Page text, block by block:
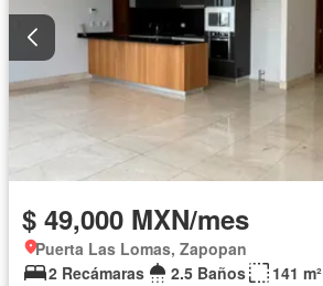
$ 49,000 MXN/mes
Puerta Las Lomas, Zapopan
2 Recámaras
2.5 Baños
141 m²